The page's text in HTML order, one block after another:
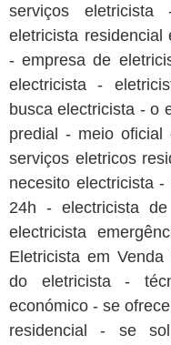
serviços
eletricista
- empresa de
electricista -
busca electricista - o
predial - meio
serviços eletricos
necesito electricista
24h - electricista
electricista
Eletricista em
do eletricista -
económico - se
residencial - se